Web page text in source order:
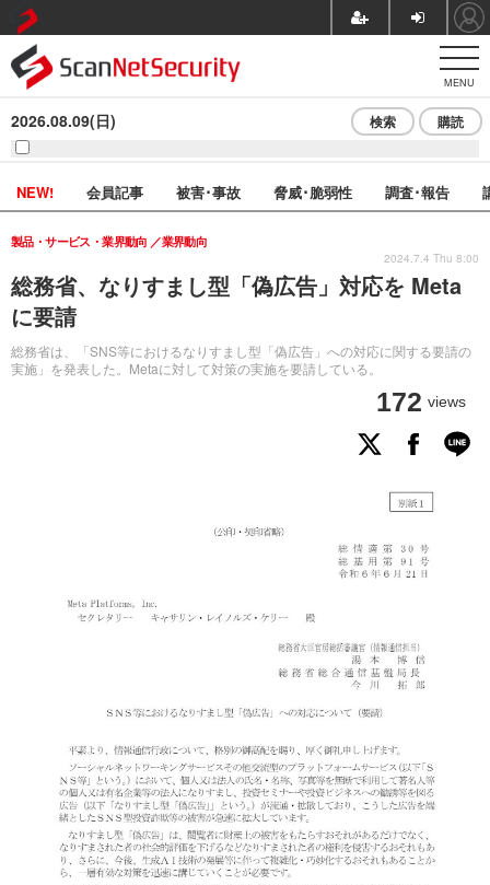
MENU
2026.08.09(日) 検索 購読
NEW! 会員記事 被害･事故 脅威･脆弱性 調査･報告
総務省、なりすまし型「偽広告」対応を Meta
に要請
総務省は、「SNS等におけるなりすまし型「偽広告」への対応に関する要請の
実施」を発表した。Metaに対して対策の実施を要請している。
製品・サービス・業界動向 業界動向
172 views
2024.7.4 Thu 8:00